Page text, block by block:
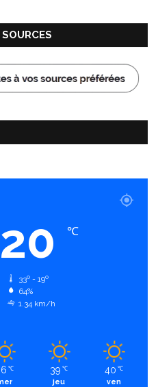
20 ℃
33º - 19º
64%
1.34 km/h
℃ 39 ℃
jeu
40 ℃
ven